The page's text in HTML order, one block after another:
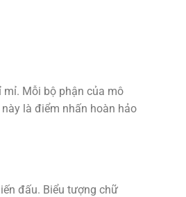
Mỗi bộ phận của mô
là điểm nhấn hoàn hảo
đấu. Biểu tượng chữ